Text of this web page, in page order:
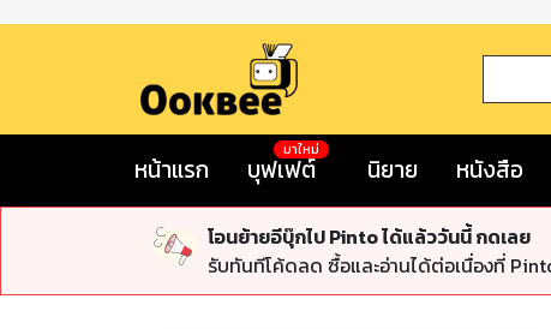
หน้าแรก บุฟเฟต์
มาใหม่
นิยาย หนังสือ
โอนย้ายอีบุ๊กไป Pinto ได้แล้ววันนี้ กดเลย
รับทันทีโค้ดลด ซื้อและอ่านได้ต่อเนื่องที่